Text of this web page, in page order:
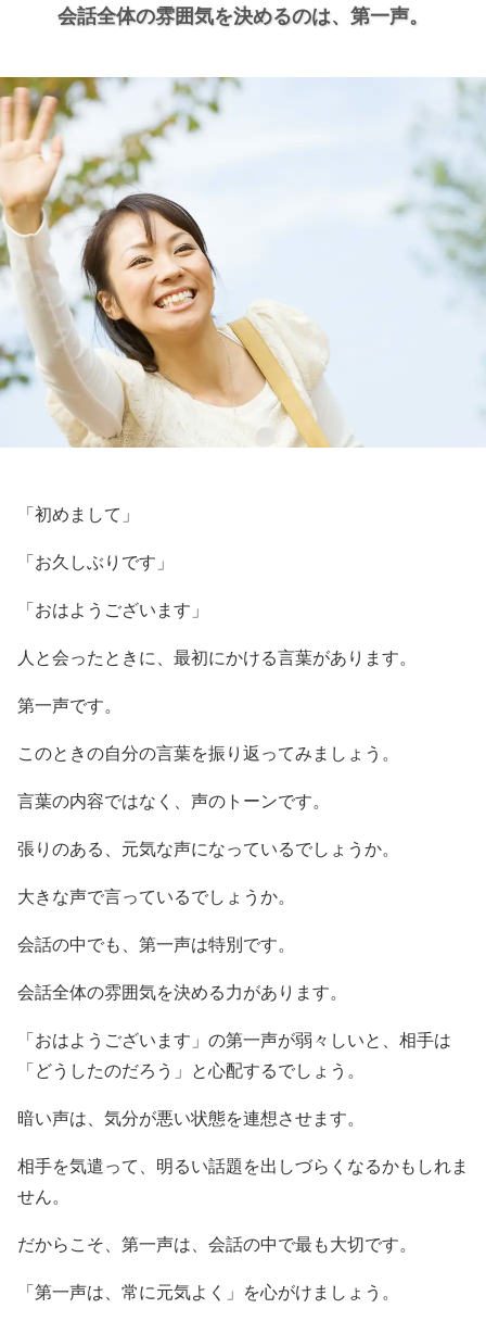
会話全体の雰囲気を決めるのは、 第一声。
「初めまして」
「お久しぶりです」
「おはようございます」
人と会ったときに、最初にかける言葉があります。
第一声です。
このときの自分の言葉を振り返ってみましょう。
言葉の内容ではなく、声のトーンです。
張りのある、元気な声になっているでしょうか。
大きな声で言っているでしょうか。
会話の中でも、第一声は特別です。
会話全体の雰囲気を決める力があります。
「おはようございます」の第一声が弱々しいと、相手は
「どうしたのだろう」と心配するでしょう。
暗い声は、気分が悪い状態を連想させます。
相手を気遣って、明るい話題を出しづらくなるかもしれま
せん。
だからこそ、第一声は、会話の中で最も大切です。
「第一声は、常に元気よく」を心がけましょう。